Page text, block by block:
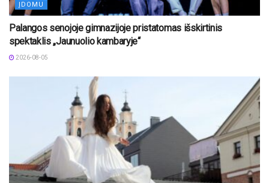
ĮDOMU
Palangos senojoje gimnazijoje pristatomas išskirtinis
spektaklis „Jaunuolio kambaryje“
2026-08-05